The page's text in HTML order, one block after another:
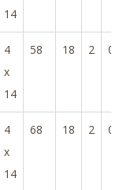
14
4
x
14
58 18 2
4
x
14
68 18 2